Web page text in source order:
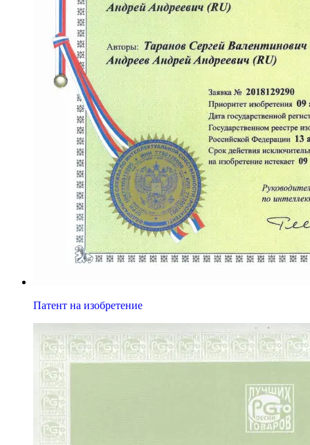
Патент на изобретение